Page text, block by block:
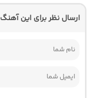
ارسال نظر برای این آهنگ